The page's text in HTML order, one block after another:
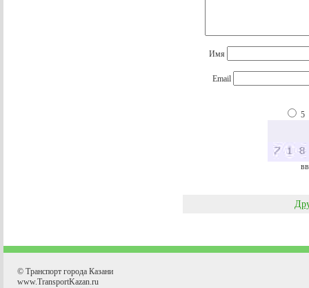
Имя
Email
5
© Транспорт города Казани
www.TransportKazan.ru